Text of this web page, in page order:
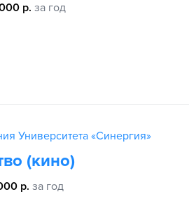
р. за год
Университета «Синергия»
(кино)
р. за год